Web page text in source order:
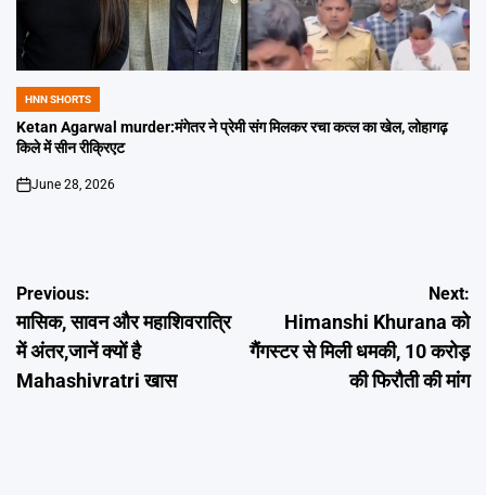
POSTED
IN
HNN SHORTS
Ketan Agarwal murder:मंगेतर ने प्रेमी संग मिलकर रचा कत्ल का खेल, लोहागढ़
किले में सीन रीक्रिएट
on
June 28, 2026
Post
navigation
Previous:
मासिक, सावन और महाशिवरात्रि
में अंतर,जानें क्यों है
Mahashivratri खास
Next:
Himanshi Khurana को
गैंगस्टर से मिली धमकी, 10 करोड़
की फिरौती की मांग